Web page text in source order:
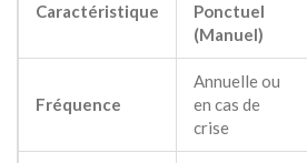
Caractéristique
Ponctuel
(Manuel)
Fréquence
Annuelle ou
en cas de
crise